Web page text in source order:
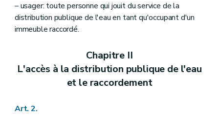
– usager: toute personne qui jouit du service de la
distribution publique de l'eau en tant qu'occupant d'un
immeuble raccordé.
Chapitre II
L'accès à la distribution publique de l'eau
et le raccordement
Art. 2.